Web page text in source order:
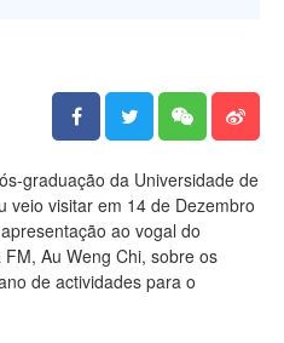
graduação da Universidade de
veio visitar em 14 de Dezembro
ao vogal do
Au Weng Chi, sobre os
de actividades para o